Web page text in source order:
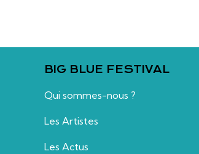
BIG BLUE FESTIVAL
Qui sommes-nous ?
Les Artistes
Les Actus